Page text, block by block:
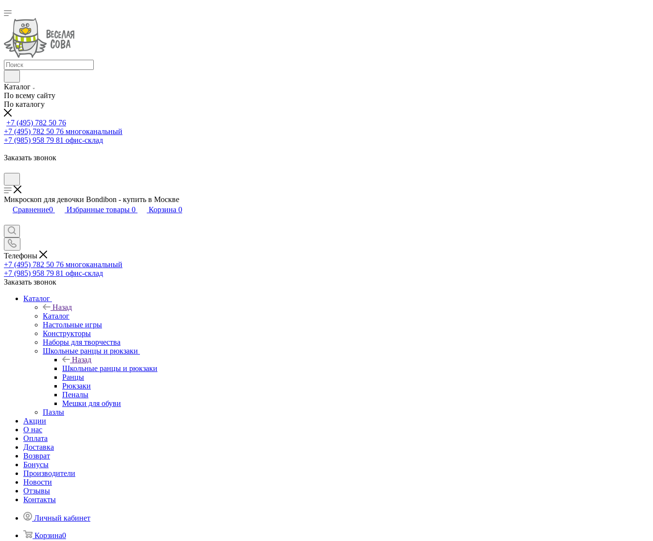
Каталог
По всему сайту
По каталогу
+7 (495) 782 50 76
+7 (495) 782 50 76 многоканальный
+7 (985) 958 79 81 офис-склад
Заказать звонок
Микроскоп для девочки Bondibon - купить в Москве
Сравнение0 Избранные товары 0 Корзина 0
Телефоны
+7 (495) 782 50 76 многоканальный
+7 (985) 958 79 81 офис-склад
Заказать звонок
Каталог
Назад
Каталог
Настольные игры
Конструкторы
Наборы для творчества
Школьные ранцы и рюкзаки
Назад
Школьные ранцы и рюкзаки
Ранцы
Рюкзаки
Пеналы
Мешки для обуви
Пазлы
Акции
О нас
Оплата
Доставка
Возврат
Бонусы
Производители
Новости
Отзывы
Контакты
Личный кабинет
Корзина0